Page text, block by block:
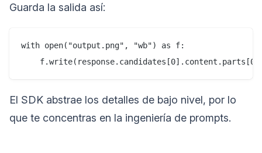
Guarda la salida así:
with open("output.png", "wb") as f:
El SDK abstrae los detalles de bajo nivel, por lo
que te concentras en la ingeniería de prompts.